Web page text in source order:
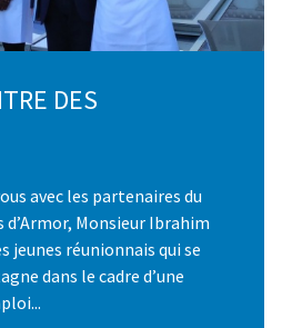
DES
avec les partenaires du
d’Armor, Monsieur Ibrahim
jeunes réunionnais qui se
dans le cadre d’une